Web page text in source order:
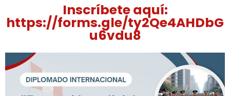
Inscríbete aquí:
https://forms.gle/ty2Qe4AHDbG
u6vdu8